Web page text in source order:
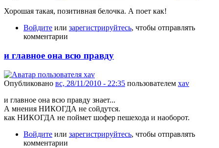
Хорошая такая, позитивная белочка. А поет как!
Войдите или зарегистрируйтесь, чтобы отправлять
комментарии
и главное она всю правду
Опубликовано вс, 28/11/2010 - 22:35 пользователем xav
и главное она всю правду знает...
А мнения НИКОГДА не сойдутся.
как НИКОГДА не поймет шофер пешехода и наоборот.
Войдите или зарегистрируйтесь, чтобы отправлять
комментарии